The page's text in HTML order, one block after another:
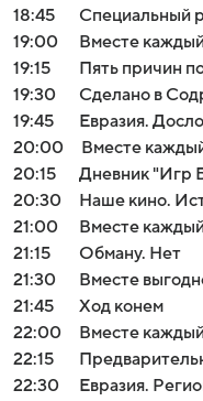
18:45
Специальный
19:00
Вместе
19:15
Пять причин
19:30
Сделано в
19:45
Евразия.
20:00
Вместе
20:15
Дневник "Игр
20:30
Наше кино.
21:00
Вместе
21:15
Обману. Нет
21:30
Вместе
21:45
Ход конем
22:00
Вместе
22:15
22:30
Евразия.